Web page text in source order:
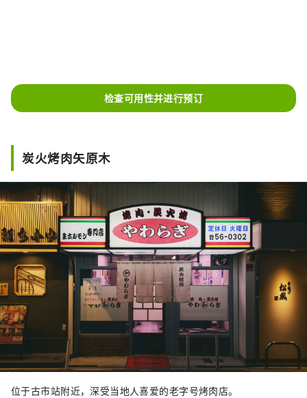
检查可用性并进行预订
炭火烤肉矢原木
位于古市站附近，深受当地人喜爱的老字号烤肉店。